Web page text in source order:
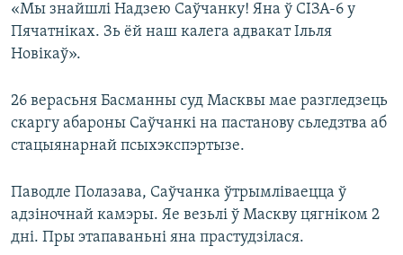
«Мы знайшлі Надзею Саўчанку! Яна ў СІЗА-6 у
Пячатніках. Зь ёй наш калега адвакат Ільля
Новікаў».
26 верасьня Басманны суд Масквы мае разгледзець
скаргу абароны Саўчанкі на пастанову сьледзтва аб
стацыянарнай псыхэкспэртызе.
Паводле Полазава, Саўчанка ўтрымліваецца ў
адзіночнай камэры. Яе везьлі ў Маскву цягніком 2
дні. Пры этапаваньні яна прастудзілася.